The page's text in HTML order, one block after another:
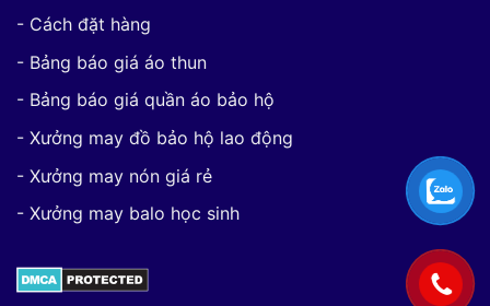
- Cách đặt hàng
- Bảng báo giá áo thun
- Bảng báo giá quần áo bảo hộ
- Xưởng may đồ bảo hộ lao động
- Xưởng may nón giá rẻ
- Xưởng may balo học sinh